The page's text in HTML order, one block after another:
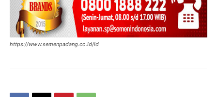
https://www.semenpadang.co.id/id